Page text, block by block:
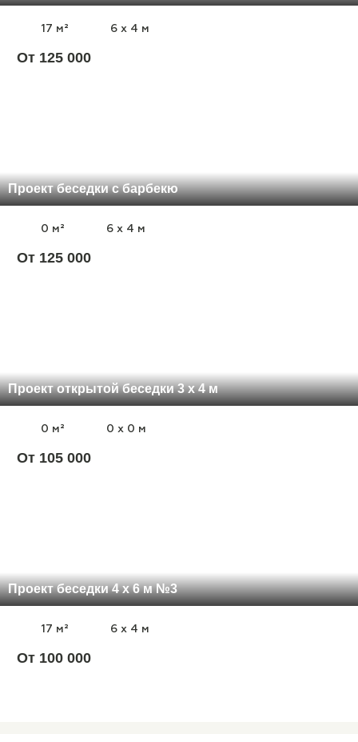
17 м² 6 x 4 м
От 125 000
Проект беседки с барбекю
0 м² 6 x 4 м
От 125 000
Проект открытой беседки 3 х 4 м
0 м² 0 x 0 м
От 105 000
Проект беседки 4 х 6 м №3
17 м² 6 x 4 м
От 100 000